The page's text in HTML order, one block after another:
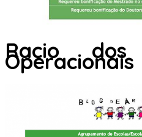
Racio dos
Operacionais